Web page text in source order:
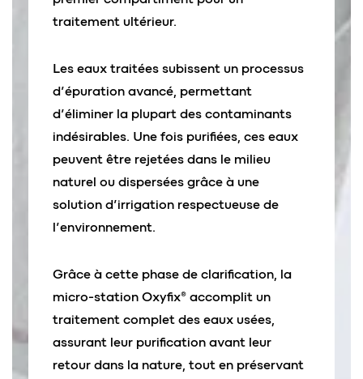
traitement ultérieur.
Les eaux traitées subissent un processus
d’épuration avancé, permettant
d’éliminer la plupart des contaminants
indésirables. Une fois purifiées, ces eaux
peuvent être rejetées dans le milieu
naturel ou dispersées grâce à une
solution d’irrigation respectueuse de
l’environnement.
Grâce à cette phase de clarification, la
micro-station Oxyfix® accomplit un
traitement complet des eaux usées,
assurant leur purification avant leur
retour dans la nature, tout en préservant